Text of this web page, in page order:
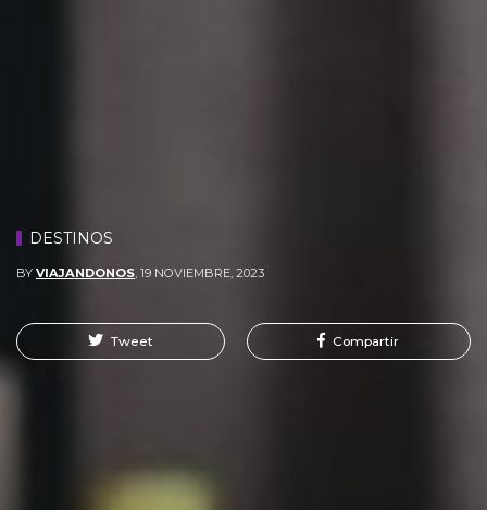
DESTINOS
BY VIAJANDONOS, 19 NOVIEMBRE, 2023
Tweet Compartir